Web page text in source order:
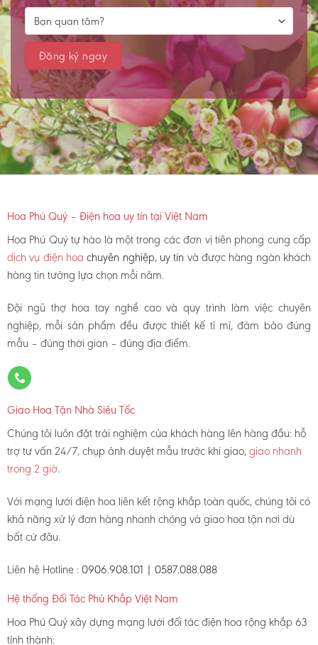
Hoa Phú Quý – Điện hoa uy tín tại Việt Nam
Hoa Phú Quý tự hào là một trong các đơn vị tiên phong cung cấp
dịch vụ điện hoachuyên nghiệp, uy tín và được hàng ngàn khách
hàng tin tưởng lựa chọn mỗi năm.
Đội ngũ thợ hoa tay nghề cao và quy trình làm việc chuyên
nghiệp, mỗi sản phẩm đều được thiết kế tỉ mỉ, đảm bảo đúng
mẫu – đúng thời gian – đúng địa điểm.
Giao Hoa Tận Nhà Siêu Tốc
Chúng tôi luôn đặt trải nghiệm của khách hàng lên hàng đầu: hỗ
trợ tư vấn 24/7, chụp ảnh duyệt mẫu trước khi giao,giao nhanh
trong 2 giờ.
Với mạng lưới điện hoa liên kết rộng khắp toàn quốc, chúng tôi có
khả năng xử lý đơn hàng nhanh chóng và giao hoa tận nơi dù
bất cứ đâu.
Liên hệ Hotline : 0906.908.101 | 0587.088.088
Hệ thống Đối Tác Phủ Khắp Việt Nam
Hoa Phú Quý xây dựng mạng lưới đối tác điện hoa rộng khắp 63
tỉnh thành: